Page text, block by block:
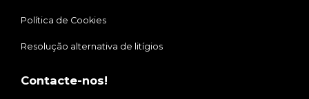
Política de Cookies
Resolução alternativa de litígios
Contacte-nos!